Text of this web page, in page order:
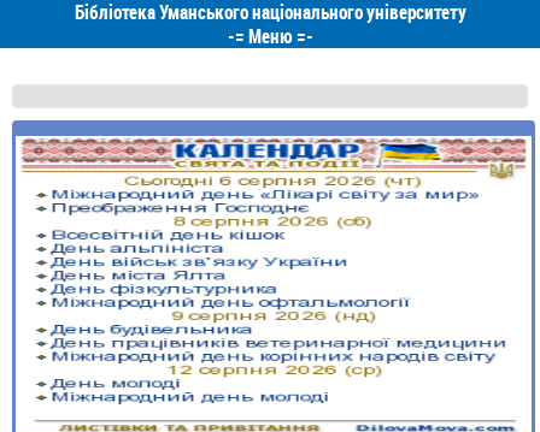
Бібліотека Уманського національного університету
-=Меню=-